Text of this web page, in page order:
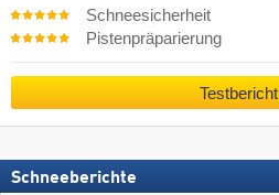
Schneesicherheit
Pistenpräparierung
Testbericht
Schneeberichte